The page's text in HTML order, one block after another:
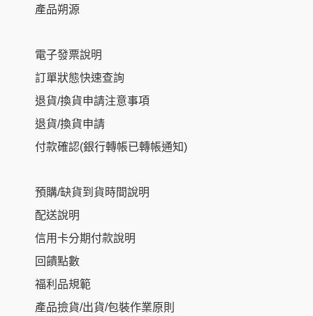
產品朔源
電子發票說明
訂單狀態快速查詢
退貨/換貨申請注意事項
退貨/換貨申請
付款確認(銀行轉帳已轉帳通知)
預購/缺貨到貨時間說明
配送說明
信用卡分期付款說明
回饋點數
福利品規範
產品撿貨/出貨/包裝作業原則
Item added to cart.